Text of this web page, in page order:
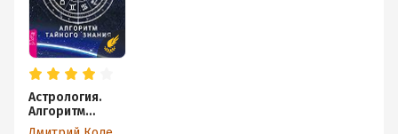
Астрология.
Алгоритм
тайного знания